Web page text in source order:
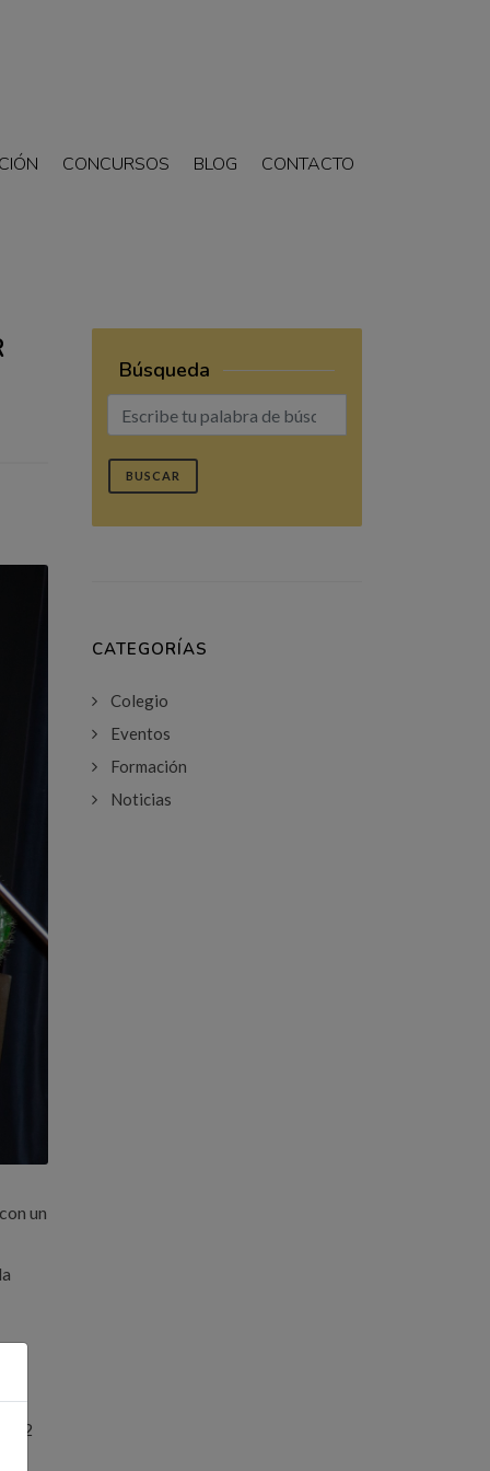
CONCURSOS BLOG CONTACTO
un
2
Búsqueda
BUSCAR
CATEGORÍAS
Colegio
Eventos
Formación
Noticias